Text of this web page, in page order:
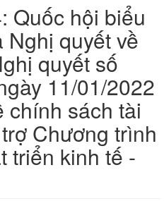
Quốc hội biểu
quyết về
quyết số
11/01/2022
chính sách tài
Chương trình
triển kinh tế -